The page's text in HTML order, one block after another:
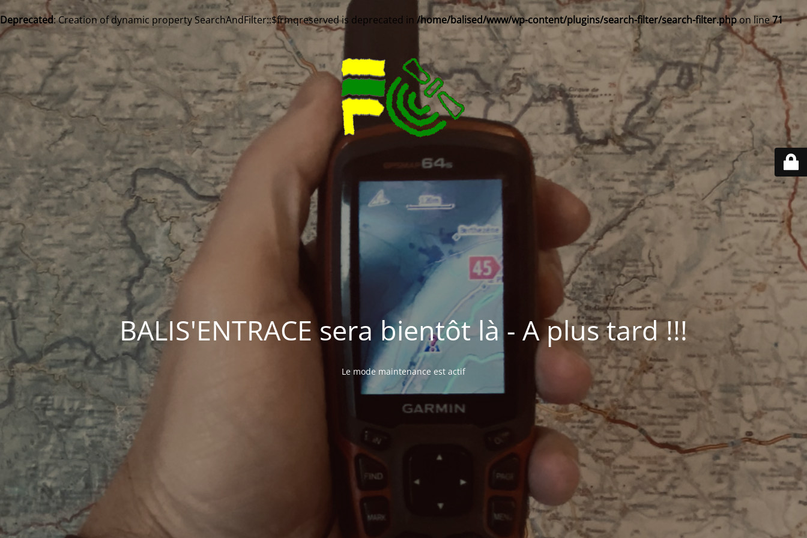
Deprecated: Creation of dynamic property SearchAndFilter::$frmqreserved is deprecated in /home/balised/www/wp-content/plugins/search-filter/search-filter.phpon line71
BALIS'ENTRACE sera bientôt là - A plus tard !!!
Le mode maintenance est actif